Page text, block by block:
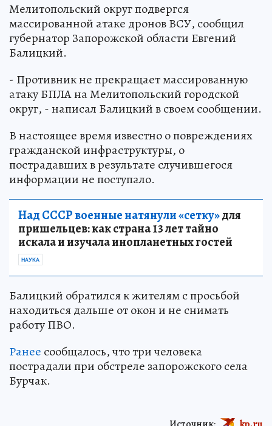
Мелитопольский округ подвергся
массированной атаке дронов ВСУ, сообщил
губернатор Запорожской области Евгений
Балицкий.
- Противник не прекращает массированную
атаку БПЛА на Мелитопольский городской
округ, - написал Балицкий в своем сообщении.
В настоящее время известно о повреждениях
гражданской инфраструктуры, о
пострадавших в результате случившегося
информации не поступало.
Над СССР военные натянули «сетку»для
пришельцев: как страна 13 лет тайно
искала и изучала инопланетных гостей
НАУКА
Балицкий обратился к жителям с просьбой
находиться дальше от окон и не снимать
работу ПВО.
Ранее сообщалось, что три человека
пострадали при обстреле запорожского села
Бурчак.